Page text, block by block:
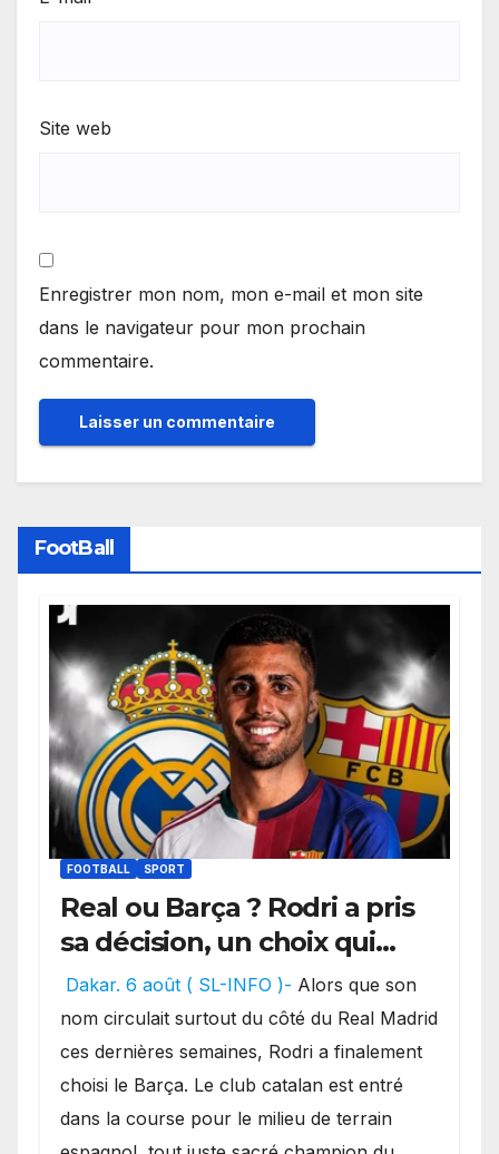
Site web
Enregistrer mon nom, mon e-mail et mon site
dans le navigateur pour mon prochain
commentaire.
FootBall
FOOTBALL SPORT
Real ou Barça ? Rodri a pris
sa décision, un choix qui
pourrait faire grand bruit
sur le marché des
transferts.
Dakar. 6 août ( SL-INFO )- Alors que son
nom circulait surtout du côté du Real Madrid
ces dernières semaines, Rodri a finalement
choisi le Barça. Le club catalan est entré
dans la course pour le milieu de terrain